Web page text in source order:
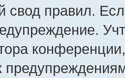
свод правил.